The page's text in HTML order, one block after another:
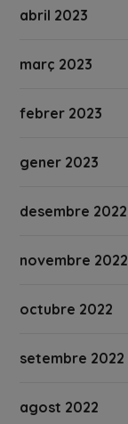
abril 2023
març 2023
febrer 2023
gener 2023
desembre 2022
novembre 2022
octubre 2022
setembre 2022
agost 2022